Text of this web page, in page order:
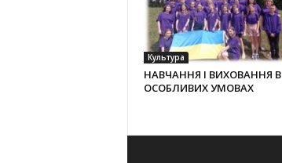
Культура
НАВЧАННЯ І ВИХОВАННЯ В
ОСОБЛИВИХ УМОВАХ